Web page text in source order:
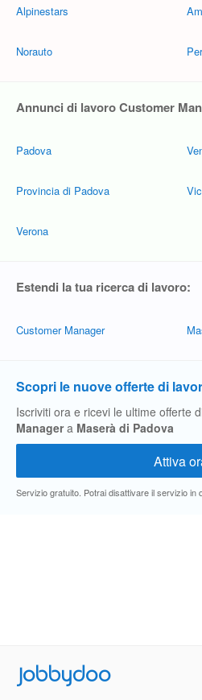
Alpinestars
Norauto
Annunci di lavoro Customer
Padova
Provincia di Padova
Verona
Estendi la tua ricerca di lavoro:
Customer Manager
Scopri le nuove offerte di
Iscriviti ora e ricevi le ultime offerte
Managera Maserà di Padova
Servizio gratuito. Potrai disattivare il servizio in
Jobbydoo